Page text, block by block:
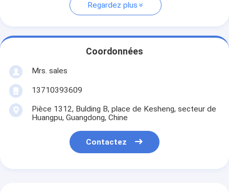
Regardez plus
Coordonnées
Mrs. sales
13710393609
Pièce 1312, Bulding B, place de Kesheng, secteur de
Huangpu, Guangdong, Chine
Contactez